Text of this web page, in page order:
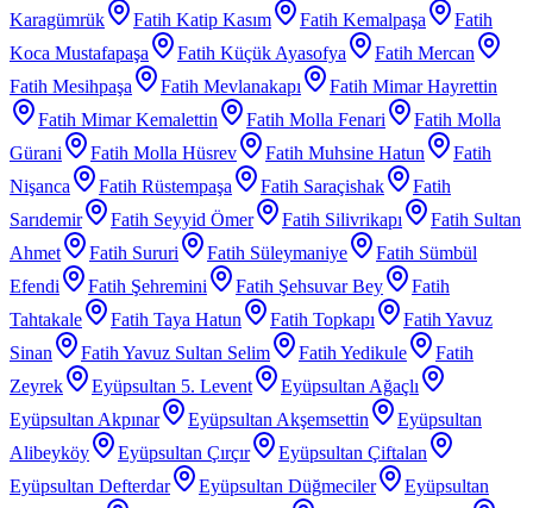
Karagümrük Fatih Katip Kasım Fatih Kemalpaşa
Fatih
Koca Mustafapaşa
Fatih Küçük Ayasofya
Fatih Mercan
Fatih Mesihpaşa
Fatih Mevlanakapı
Fatih Mimar Hayrettin
Fatih Mimar Kemalettin
Fatih Molla Fenari
Fatih Molla
Gürani
Fatih Molla Hüsrev Fatih Muhsine Hatun
Fatih
Nişanca
Fatih Rüstempaşa Fatih Saraçishak
Fatih
Sarıdemir
Fatih Seyyid Ömer Fatih Silivrikapı
Fatih Sultan
Ahmet
Fatih Sururi Fatih Süleymaniye
Fatih Sümbül
Efendi
Fatih Şehremini Fatih Şehsuvar Bey
Fatih
Tahtakale
Fatih Taya Hatun Fatih Topkapı
Fatih Yavuz
Sinan
Fatih Yavuz Sultan Selim Fatih Yedikule
Fatih
Zeyrek
Eyüpsultan 5. Levent
Eyüpsultan Ağaçlı
Eyüpsultan Akpınar
Eyüpsultan Akşemsettin
Eyüpsultan
Alibeyköy
Eyüpsultan Çırçır
Eyüpsultan Çiftalan
Eyüpsultan Defterdar
Eyüpsultan Düğmeciler
Eyüpsultan